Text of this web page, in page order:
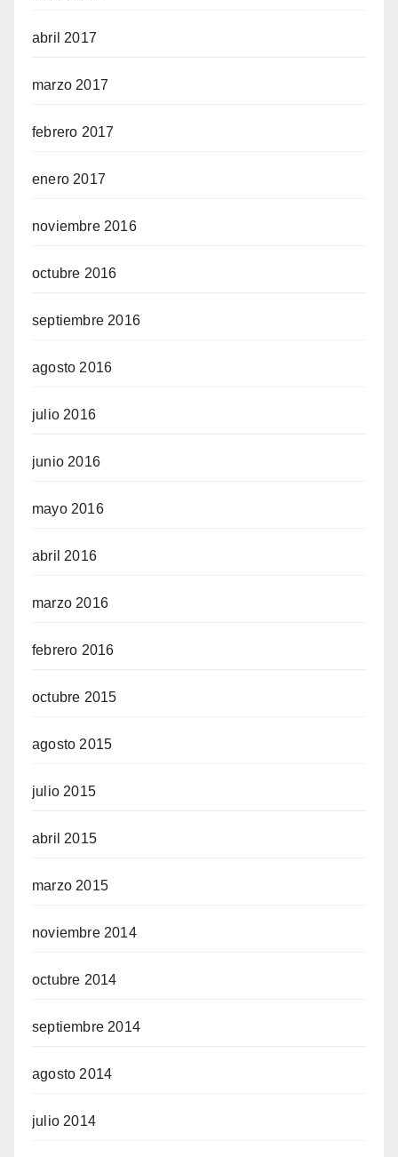
abril 2017
marzo 2017
febrero 2017
enero 2017
noviembre 2016
octubre 2016
septiembre 2016
agosto 2016
julio 2016
junio 2016
mayo 2016
abril 2016
marzo 2016
febrero 2016
octubre 2015
agosto 2015
julio 2015
abril 2015
marzo 2015
noviembre 2014
octubre 2014
septiembre 2014
agosto 2014
julio 2014